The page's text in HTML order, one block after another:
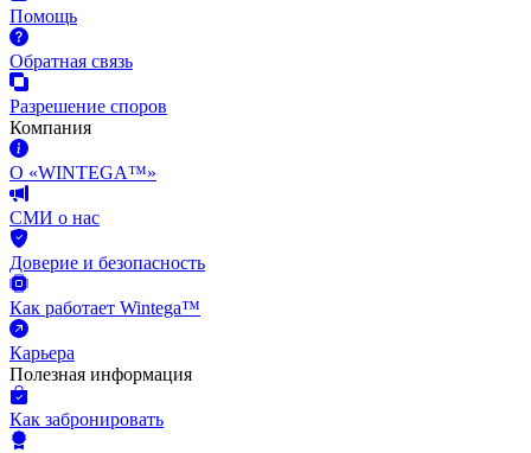
Помощь
Обратная связь
Разрешение споров
Компания
О «WINTEGA™»
СМИ о нас
Доверие и безопасность
Как работает Wintega™
Карьера
Полезная информация
Как забронировать